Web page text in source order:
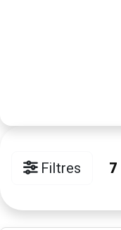
Filtres 7